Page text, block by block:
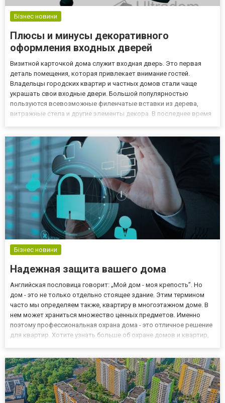
Бізнес новини
Плюсы и минусы декоративного
оформления входных дверей
Визитной карточкой дома служит входная дверь. Это первая
деталь помещения, которая привлекает внимание гостей.
Владельцы городских квартир и частных домов стали чаще
украшать свои входные двери. Большой популярностью
пользуются всевозможные филенчатые вставки из дерева,
витражные стела и другие элементы декора. В последнее время
шпингалеты, накла...
Бізнес новини
Надежная защита вашего дома
Английская пословица говорит: „Мой дом - моя крепость”. Но
дом - это не только отдельно стоящее здание. Этим термином
часто мы определяем также, квартиру в многоэтажном доме. В
нем может храниться множество ценных предметов. Именно
поэтому профессиональная охрана дома - это отличное решение
для квартир. Хотите узнать больше об охране домов и квартир,
Отнюдь....